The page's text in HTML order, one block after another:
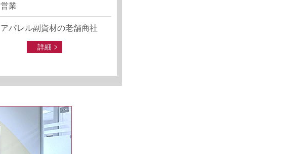
営業
アパレル副資材の老舗商社
詳細